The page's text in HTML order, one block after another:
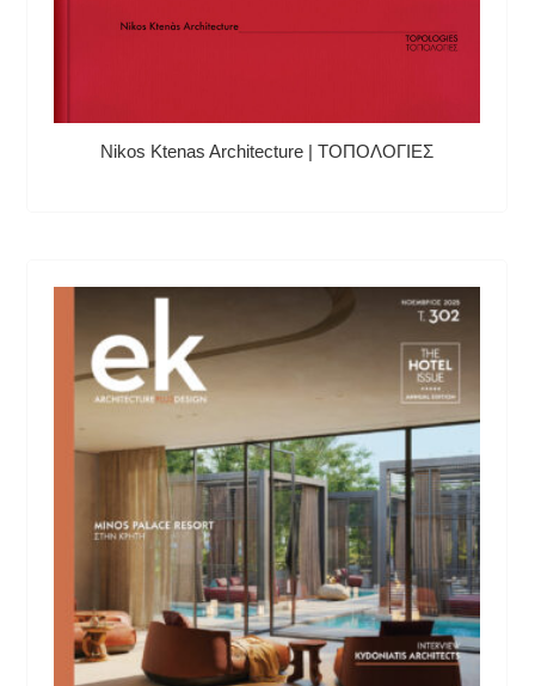
Nikos Ktenas Architecture | ΤΟΠΟΛΟΓΙΕΣ